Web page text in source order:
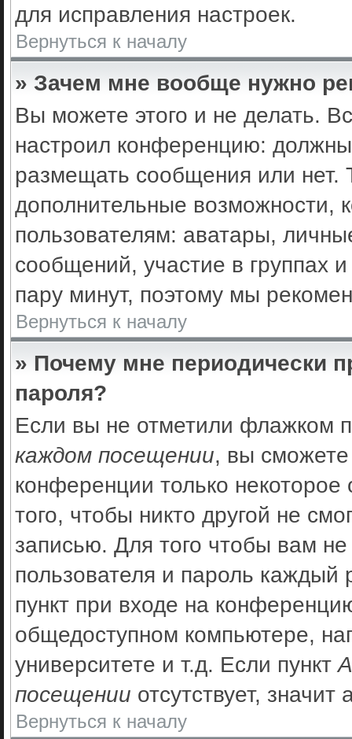
для исправления настроек.
Вернуться к началу
» Зачем мне вообще нужно
Вы можете этого и не делать.
настроил конференцию:
размещать сообщения или нет.
дополнительные возможности,
пользователям: аватары,
сообщений, участие в группах
пару минут, поэтому мы
Вернуться к началу
» Почему мне периодически
пароля?
Если вы не отметили флажком
каждом посещении, вы
конференции только
того, чтобы никто другой не
записью. Для того чтобы вам
пользователя и пароль
пункт при входе на
общедоступном компьютере,
университете и т.д. Если пункт
посещении отсутствует,
Вернуться к началу